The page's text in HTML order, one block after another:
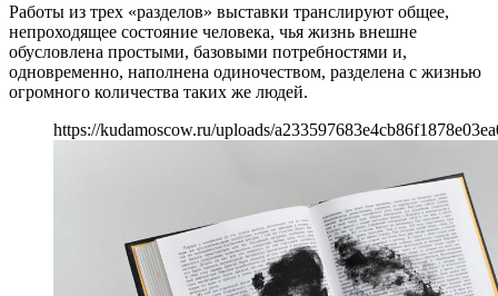
Работы из трех «разделов» выставки транслируют общее,
непроходящее состояние человека, чья жизнь внешне
обусловлена простыми, базовыми потребностями и,
одновременно, наполнена одиночеством, разделена с жизнью
огромного количества таких же людей.
https://kudamoscow.ru/uploads/